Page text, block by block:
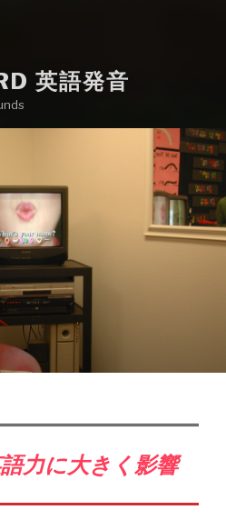
英語発音
力に大きく影響